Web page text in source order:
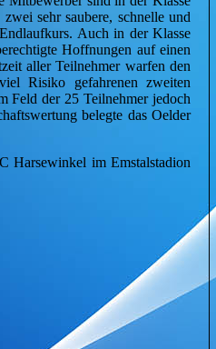
sehr saubere, schnelle und
Auch in der Klasse
Hoffnungen auf einen
aller Teilnehmer warfen den
Risiko gefahrenen zweiten
Feld der 25 Teilnehmer jedoch
belegte das Oelder
Harsewinkel im Emstalstadion